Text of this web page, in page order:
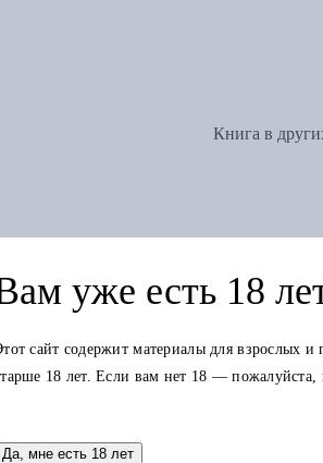
Книга в
бизнес в XXI веке
уже есть 18
сайт содержит материалы для взрослых и
18 лет. Если вам нет 18 — пожалуйста,
Да, мне есть 18 лет